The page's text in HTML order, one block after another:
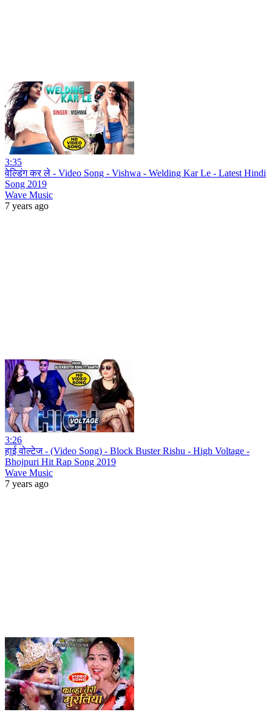
3:35
वेल्डिंग कर ले - Video Song - Vishwa - Welding Kar Le - Latest Hindi
Song 2019
Wave Music
7 years ago
3:26
हाई वोल्टेज - (Video Song) - Block Buster Rishu - High Voltage -
Bhojpuri Hit Rap Song 2019
Wave Music
7 years ago